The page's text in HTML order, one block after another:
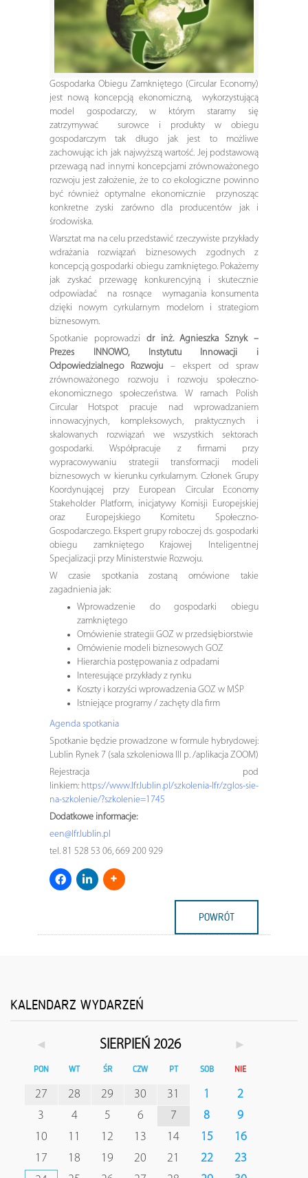
Gospodarka Obiegu Zamkniętego (Circular Economy)
jest nową koncepcją ekonomiczną, wykorzystującą
model gospodarczy, w którym staramy się
zatrzymywać surowce i produkty w obiegu
gospodarczym tak długo jak jest to możliwe
zachowując ich jak najwyższą wartość. Jej podstawową
przewagą nad innymi koncepcjami zrównoważonego
rozwoju jest założenie, że to co ekologiczne powinno
być również optymalne ekonomicznie przynosząc
konkretne zyski zarówno dla producentów jak i
środowiska.
Warsztat ma na celu przedstawić rzeczywiste przykłady
wdrażania rozwiązań biznesowych zgodnych z
koncepcją gospodarki obiegu zamkniętego. Pokażemy
jak zyskać przewagę konkurencyjną i skutecznie
odpowiadać na rosnące wymagania konsumenta
dzięki nowym cyrkularnym modelom i strategiom
biznesowym.
Spotkanie poprowadzi dr inż. Agnieszka Sznyk –
Prezes INNOWO, Instytutu Innowacji i
Odpowiedzialnego Rozwoju– ekspert od spraw
zrównoważonego rozwoju i rozwoju społeczno-
ekonomicznego społeczeństwa. W ramach Polish
Circular Hotspot pracuje nad wprowadzaniem
innowacyjnych, kompleksowych, praktycznych i
skalowanych rozwiązań we wszystkich sektorach
gospodarki. Współpracuje z firmami przy
wypracowywaniu strategii transformacji modeli
biznesowych w kierunku cyrkularnym. Członek Grupy
Koordynującej przy European Circular Economy
Stakeholder Platform, inicjatywy Komisji Europejskiej
oraz Europejskiego Komitetu Społeczno-
Gospodarczego. Ekspert grupy roboczej ds. gospodarki
obiegu zamkniętego Krajowej Inteligentnej
Specjalizacji przy Ministerstwie Rozwoju.
W czasie spotkania zostaną omówione takie
zagadnienia jak:
Wprowadzenie do gospodarki obiegu
zamkniętego
Omówienie strategii GOZ w przedsiębiorstwie
Omówienie modeli biznesowych GOZ
Hierarchia postępowania z odpadami
Interesujące przykłady z rynku
Koszty i korzyści wprowadzenia GOZ w MŚP
Istniejące programy / zachęty dla firm
Agenda spotkania
Spotkanie będzie prowadzone w formule hybrydowej:
Lublin Rynek 7 (sala szkoleniowa III p. /aplikacja ZOOM)
Rejestracja pod
linkiem:https://www.lfr.lublin.pl/szkolenia-lfr/zglos-sie-
na-szkolenie/?szkolenie=1745
Dodatkowe informacje:
een@lfr.lublin.pl
tel. 81 528 53 06, 669 200 929
POWRÓT
KALENDARZ WYDARZEŃ
◄ SIERPIEŃ 2026 ►
PON WT ŚR CZW PT SOB NIE
27 28 29 30 31 1
2
3
4 5 6 7 8
9
10
11 12 13 14 15
16
17
18 19 20 21 22
23